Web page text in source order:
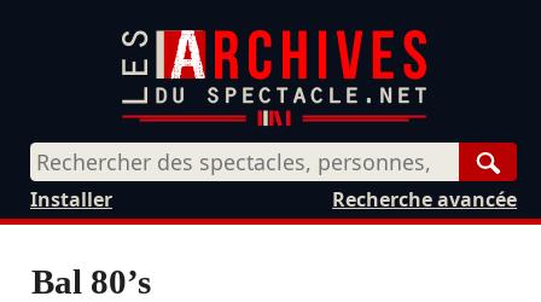
Recherche avancée
Installer
Bal 80’s